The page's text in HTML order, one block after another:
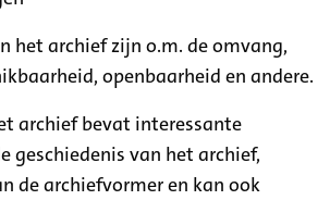
het archief zijn o.m. de omvang,
openbaarheid en andere.
archief bevat interessante
geschiedenis van het archief,
de archiefvormer en kan ook